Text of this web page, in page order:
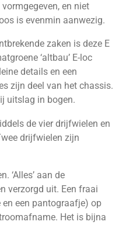
en niet
is evenmin aanwezig.
zaken is deze E
‘altbau’ E-loc
details en een
zijn deel van het chassis.
uitslag in bogen.
de vier drijfwielen en
drijfwielen zijn
‘Alles’ aan de
verzorgd uit. Een fraai
een pantograafje) op
Het is bijna